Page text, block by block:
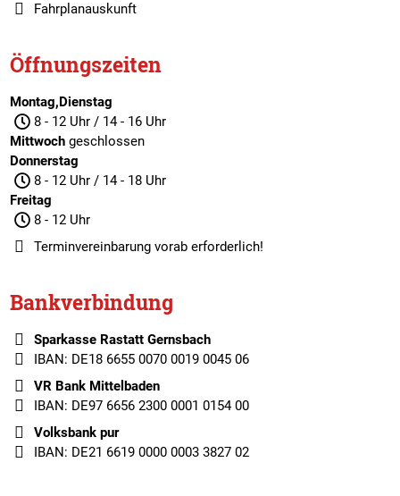
Fahrplanauskunft
Öffnungszeiten
Montag,Dienstag
8 - 12 Uhr / 14 - 16 Uhr
Mittwochgeschlossen
Donnerstag
8 - 12 Uhr / 14 - 18 Uhr
Freitag
8 - 12 Uhr
Terminvereinbarungvorab erforderlich!
Bankverbindung
Sparkasse Rastatt Gernsbach
IBAN: DE18 6655 0070 0019 0045 06
VR Bank Mittelbaden
IBAN: DE97 6656 2300 0001 0154 00
Volksbank pur
IBAN: DE21 6619 0000 0003 3827 02